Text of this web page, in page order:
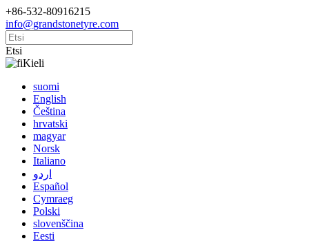
+86-532-80916215
info@grandstonetyre.com
Etsi
Kieli
suomi
English
Čeština
hrvatski
magyar
Norsk
Italiano
اردو
Español
Cymraeg
Polski
slovenščina
Eesti